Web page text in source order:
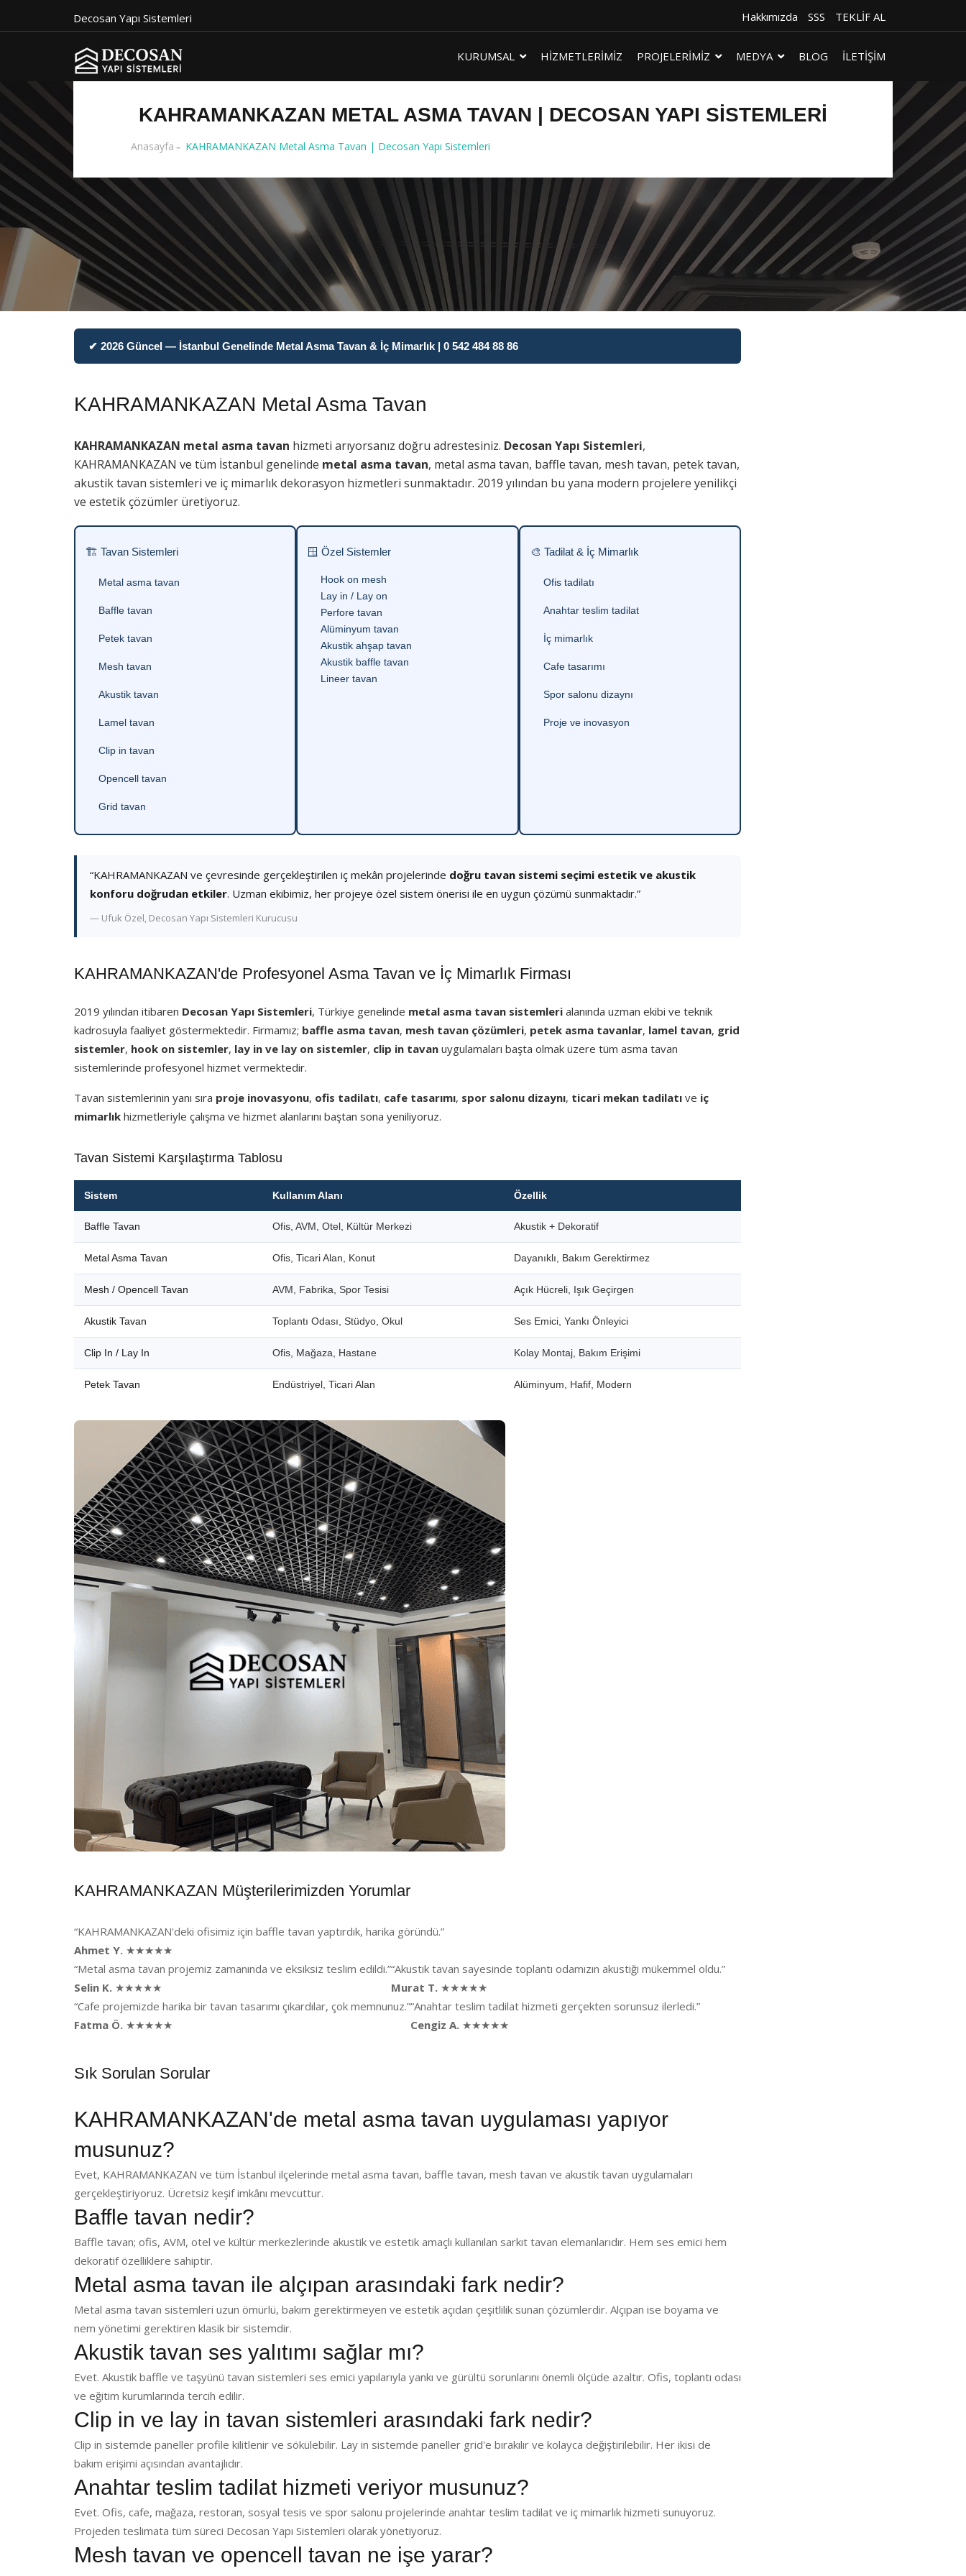
Decosan Yapı Sistemleri Hakkımızda SSS TEKLİF AL
KURUMSAL HİZMETLERİMİZ PROJELERİMİZ MEDYA BLOG İLETİŞİM
KAHRAMANKAZAN METAL ASMA TAVAN | DECOSAN YAPI SISTEMLERI
Anasayfa KAHRAMANKAZAN Metal Asma Tavan | Decosan Yapı Sistemleri
✔ 2026 Güncel — İstanbul Genelinde Metal Asma Tavan & İç Mimarlık | 0 542 484 88 86
KAHRAMANKAZAN Metal Asma Tavan
KAHRAMANKAZAN metal asma tavan hizmeti arıyorsanız doğru adrestesiniz. Decosan Yapı Sistemleri,
KAHRAMANKAZAN ve tüm İstanbul genelinde metal asma tavan, metal asma tavan, baffle tavan, mesh tavan, petek tavan,
akustik tavan sistemleri ve iç mimarlık dekorasyon hizmetleri sunmaktadır. 2019 yılından bu yana modern projelere yenilikçi
ve estetik çözümler üretiyoruz.
🏗 Tavan Sistemleri
Metal asma tavan
Baffle tavan
Petek tavan
Mesh tavan
Akustik tavan
Lamel tavan
Clip in tavan
Opencell tavan
Grid tavan
🪟 Özel Sistemler
Hook on mesh
Lay in / Lay on
Perfore tavan
Alüminyum tavan
Akustik ahşap tavan
Akustik baffle tavan
Lineer tavan
🎨 Tadilat & İç Mimarlık
Ofis tadilatı
Anahtar teslim tadilat
İç mimarlık
Cafe tasarımı
Spor salonu dizaynı
Proje ve inovasyon
“KAHRAMANKAZAN ve çevresinde gerçekleştirilen iç mekân projelerinde doğru tavan sistemi seçimi estetik ve akustik
konforu doğrudan etkiler. Uzman ekibimiz, her projeye özel sistem önerisi ile en uygun çözümü sunmaktadır.”
— Ufuk Özel, Decosan Yapı Sistemleri Kurucusu
KAHRAMANKAZAN'de Profesyonel Asma Tavan ve İç Mimarlık Firması
2019 yılından itibaren Decosan Yapı Sistemleri, Türkiye genelinde metal asma tavan sistemleri alanında uzman ekibi ve teknik
kadrosuyla faaliyet göstermektedir. Firmamız; baffle asma tavan, mesh tavan çözümleri, petek asma tavanlar, lamel tavan, grid
sistemler, hook on sistemler, lay in ve lay on sistemler, clip in tavan uygulamaları başta olmak üzere tüm asma tavan
sistemlerinde profesyonel hizmet vermektedir.
Tavan sistemlerinin yanı sıra proje inovasyonu, ofis tadilatı, cafe tasarımı, spor salonu dizaynı, ticari mekan tadilatı ve iç
mimarlık hizmetleriyle çalışma ve hizmet alanlarını baştan sona yeniliyoruz.
Tavan Sistemi Karşılaştırma Tablosu
Sistem Kullanım Alanı Özellik
Baffle Tavan Ofis, AVM, Otel, Kültür Merkezi Akustik + Dekoratif
Metal Asma Tavan Ofis, Ticari Alan, Konut Dayanıklı, Bakım Gerektirmez
Mesh / Opencell Tavan AVM, Fabrika, Spor Tesisi Açık Hücreli, Işık Geçirgen
Akustik Tavan Toplantı Odası, Stüdyo, Okul Ses Emici, Yankı Önleyici
Clip In / Lay In Ofis, Mağaza, Hastane Kolay Montaj, Bakım Erişimi
Petek Tavan Endüstriyel, Ticari Alan Alüminyum, Hafif, Modern
KAHRAMANKAZAN Müşterilerimizden Yorumlar
“KAHRAMANKAZAN'deki ofisimiz için baffle tavan yaptırdık, harika göründü.”
Ahmet Y. ★★★★★
“Metal asma tavan projemiz zamanında ve eksiksiz teslim edildi.”
Selin K. ★★★★★
“Akustik tavan sayesinde toplantı odamızın akustiği mükemmel oldu.”
Murat T. ★★★★★
“Cafe projemizde harika bir tavan tasarımı çıkardılar, çok memnunuz.”
Fatma Ö. ★★★★★
“Anahtar teslim tadilat hizmeti gerçekten sorunsuz ilerledi.”
Cengiz A. ★★★★★
Sık Sorulan Sorular
KAHRAMANKAZAN'de metal asma tavan uygulaması yapıyor
musunuz?
Evet, KAHRAMANKAZAN ve tüm İstanbul ilçelerinde metal asma tavan, baffle tavan, mesh tavan ve akustik tavan uygulamaları
gerçekleştiriyoruz. Ücretsiz keşif imkânı mevcuttur.
Baffle tavan nedir?
Baffle tavan; ofis, AVM, otel ve kültür merkezlerinde akustik ve estetik amaçlı kullanılan sarkıt tavan elemanlarıdır. Hem ses emici hem
dekoratif özelliklere sahiptir.
Metal asma tavan ile alçıpan arasındaki fark nedir?
Metal asma tavan sistemleri uzun ömürlü, bakım gerektirmeyen ve estetik açıdan çeşitlilik sunan çözümlerdir. Alçıpan ise boyama ve
nem yönetimi gerektiren klasik bir sistemdir.
Akustik tavan ses yalıtımı sağlar mı?
Evet. Akustik baffle ve taşyünü tavan sistemleri ses emici yapılarıyla yankı ve gürültü sorunlarını önemli ölçüde azaltır. Ofis, toplantı odası
ve eğitim kurumlarında tercih edilir.
Clip in ve lay in tavan sistemleri arasındaki fark nedir?
Clip in sistemde paneller profile kilitlenir ve sökülebilir. Lay in sistemde paneller grid'e bırakılır ve kolayca değiştirilebilir. Her ikisi de
bakım erişimi açısından avantajlıdır.
Anahtar teslim tadilat hizmeti veriyor musunuz?
Evet. Ofis, cafe, mağaza, restoran, sosyal tesis ve spor salonu projelerinde anahtar teslim tadilat ve iç mimarlık hizmeti sunuyoruz.
Projeden teslimata tüm süreci Decosan Yapı Sistemleri olarak yönetiyoruz.
Mesh tavan ve opencell tavan ne işe yarar?